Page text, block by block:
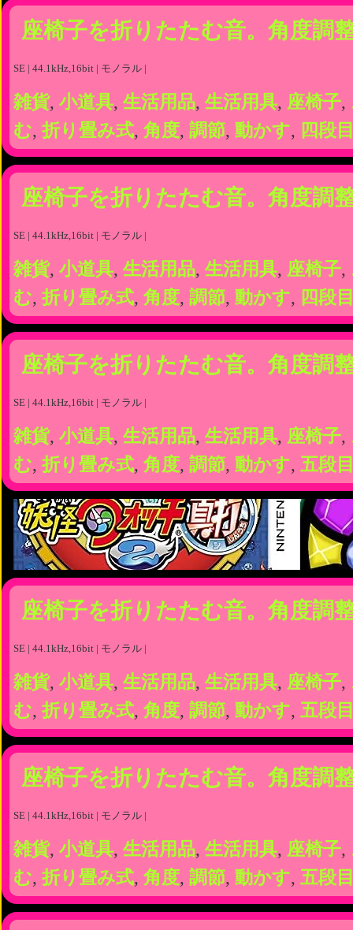
座椅子を折りたたむ音。角度調
SE | 44.1kHz,16bit | モノラル |
雑貨, 小道具, 生活用品, 生活用具, 座椅子,
む, 折り畳み式, 角度, 調節, 動かす, 四段
座椅子を折りたたむ音。角度調
SE | 44.1kHz,16bit | モノラル |
雑貨, 小道具, 生活用品, 生活用具, 座椅子,
む, 折り畳み式, 角度, 調節, 動かす, 四段
座椅子を折りたたむ音。角度調
SE | 44.1kHz,16bit | モノラル |
雑貨, 小道具, 生活用品, 生活用具, 座椅子,
む, 折り畳み式, 角度, 調節, 動かす, 五段
座椅子を折りたたむ音。角度調
SE | 44.1kHz,16bit | モノラル |
雑貨, 小道具, 生活用品, 生活用具, 座椅子,
む, 折り畳み式, 角度, 調節, 動かす, 五段
座椅子を折りたたむ音。角度調
SE | 44.1kHz,16bit | モノラル |
雑貨, 小道具, 生活用品, 生活用具, 座椅子,
む, 折り畳み式, 角度, 調節, 動かす, 五段